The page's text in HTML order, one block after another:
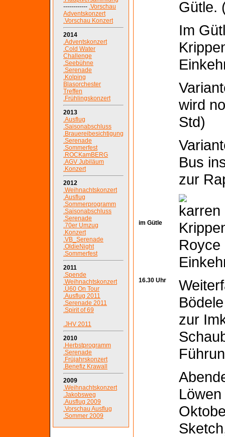
------------ .Vorschau
Adventskonzert
.Vorschau Konzert
2014
.Adventskonzert
.Cold Water
Challenge
.Seebühne
.Serenade
.Kolping
Blasorchester
Treffen
.Frühlingskonzert
2013
.Ausflug
.Saisonabschluss
.Brauereibesichtigung
.Serenade
.Sommerfest
.ROCKamBERG
.AGV Jubiläum
.Konzert
2012
.Weihnachtskonzert
.Ausflug
.Sommerprogramm
.Saisonabschluss
.Serenade
.70er Umzug
.Konzert
.VB_Serenade
.OldieNight
.Sommerfest
2011
.Spende
.Weihnachtskonzert
.Ü60 On Tour
.Ausflug 2011
.Serenade 2011
.Spirit of 69
.JHV 2011
2010
.Herbstprogramm
.Serenade
.Früjahrskonzert
.Benefiz Krawall
2009
.Weihnachtskonzert
.Jakobsweg
.Ausflug 2009
.Vorschau Ausflug
.Sommer 2009
Gütle.
Im
wird
Std)
Bus
zur
im Gütle
Royce
16.30 Uhr
zur